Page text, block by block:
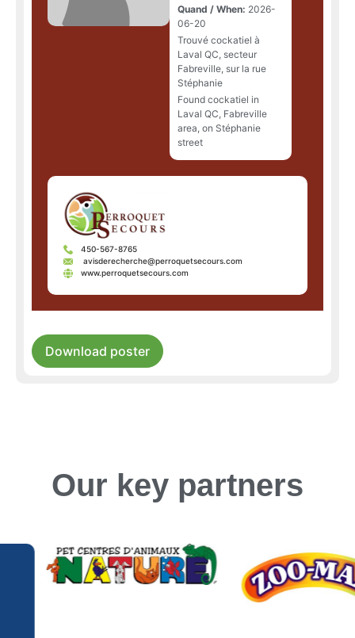
Quand / When: 2026-
06-20
Trouvé cockatiel à
Laval QC, secteur
Fabreville, sur la rue
Stéphanie
Found cockatiel in
Laval QC, Fabreville
area, on Stéphanie
street
450-567-8765
avisderecherche@perroquetsecours.com
www.perroquetsecours.com
Download poster
Our key partners